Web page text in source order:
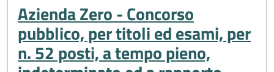
Azienda Zero - Concorso
pubblico, per titoli ed esami, per
n. 52 posti, a tempo pieno,